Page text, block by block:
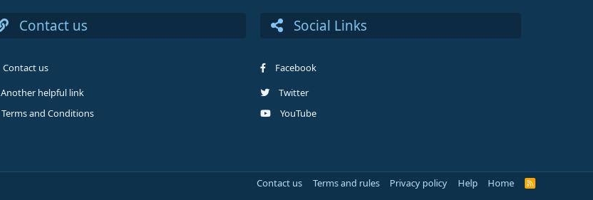
Contact us
Contact us
Another helpful link
Terms and Conditions
Social Links
Facebook
Twitter
YouTube
Contact us Terms and rules Privacy policy Help Home
R
S